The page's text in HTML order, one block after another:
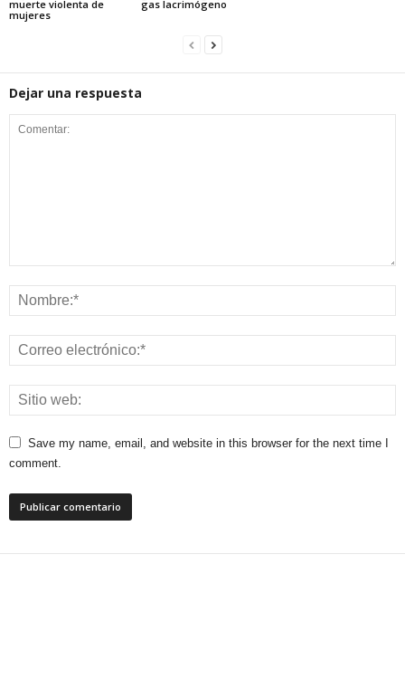
muerte violenta de
mujeres
gas lacrimógeno
Dejar una respuesta
Save my name, email, and website in this browser for the next time I
comment.